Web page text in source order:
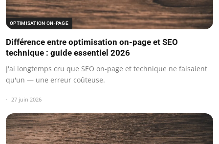
OPTIMISATION ON-PAGE
Différence entre optimisation on-page et SEO
technique : guide essentiel 2026
J'ai longtemps cru que SEO on-page et technique ne faisaient
qu'un — une erreur coûteuse.
27 juin 2026